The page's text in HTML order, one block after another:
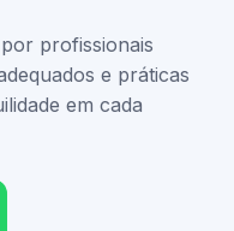
profissionais
e práticas
em cada